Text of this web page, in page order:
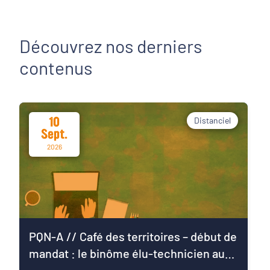
Découvrez nos derniers
contenus
10
Sept.
2026
Distanciel
PQN-A // Café des territoires – début de
mandat : le binôme élu-technicien au